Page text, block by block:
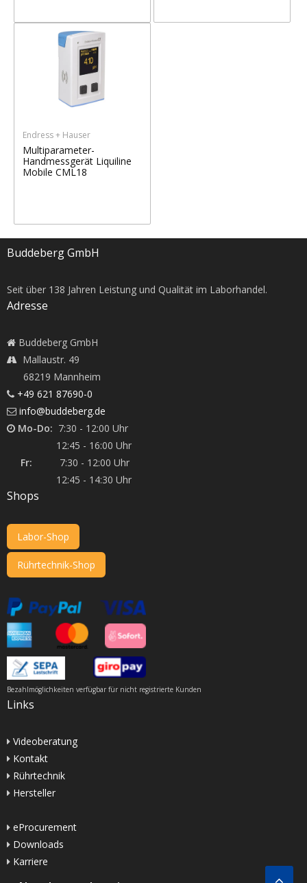
Endress + Hauser
Multiparameter-
Handmessgerät Liquiline
Mobile CML18
Buddeberg GmbH
Seit über 138 Jahren Leistung und Qualität im Laborhandel.
Adresse
Buddeberg GmbH
Mallaustr. 49
68219 Mannheim
+49 621 87690-0
info@buddeberg.de
Mo-Do: 7:30 - 12:00 Uhr
12:45 - 16:00 Uhr
Fr: 7:30 - 12:00 Uhr
12:45 - 14:30 Uhr
Shops
Labor-Shop
Rührtechnik-Shop
Bezahlmöglichkeiten verfügbar für nicht registrierte Kunden
Links
Videoberatung
Kontakt
Rührtechnik
Hersteller
eProcurement
Downloads
Karriere